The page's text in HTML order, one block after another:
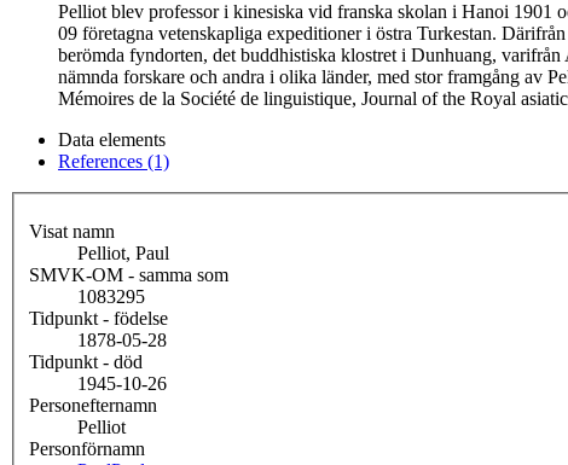
Pelliot blev professor i kinesiska vid franska skolan i Hanoi 1901
09 företagna vetenskapliga expeditioner i östra Turkestan.
berömda fyndorten, det buddhistiska klostret i Dunhuang,
nämnda forskare och andra i olika länder, med stor framgång av
Mémoires de la Société de linguistique, Journal of the Royal
Data elements
References (1)
Visat namn
Pelliot, Paul
SMVK-OM - samma som
1083295
Tidpunkt - födelse
1878-05-28
Tidpunkt - död
1945-10-26
Personefternamn
Pelliot
Personförnamn